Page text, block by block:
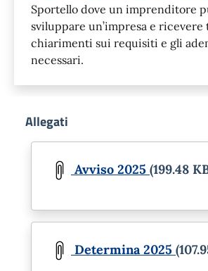
Sportello dove un imprenditore
sviluppare un’impresa e
chiarimenti sui requisiti e gli
necessari.
Allegati
Avviso 2025 (199.48
Determina 2025